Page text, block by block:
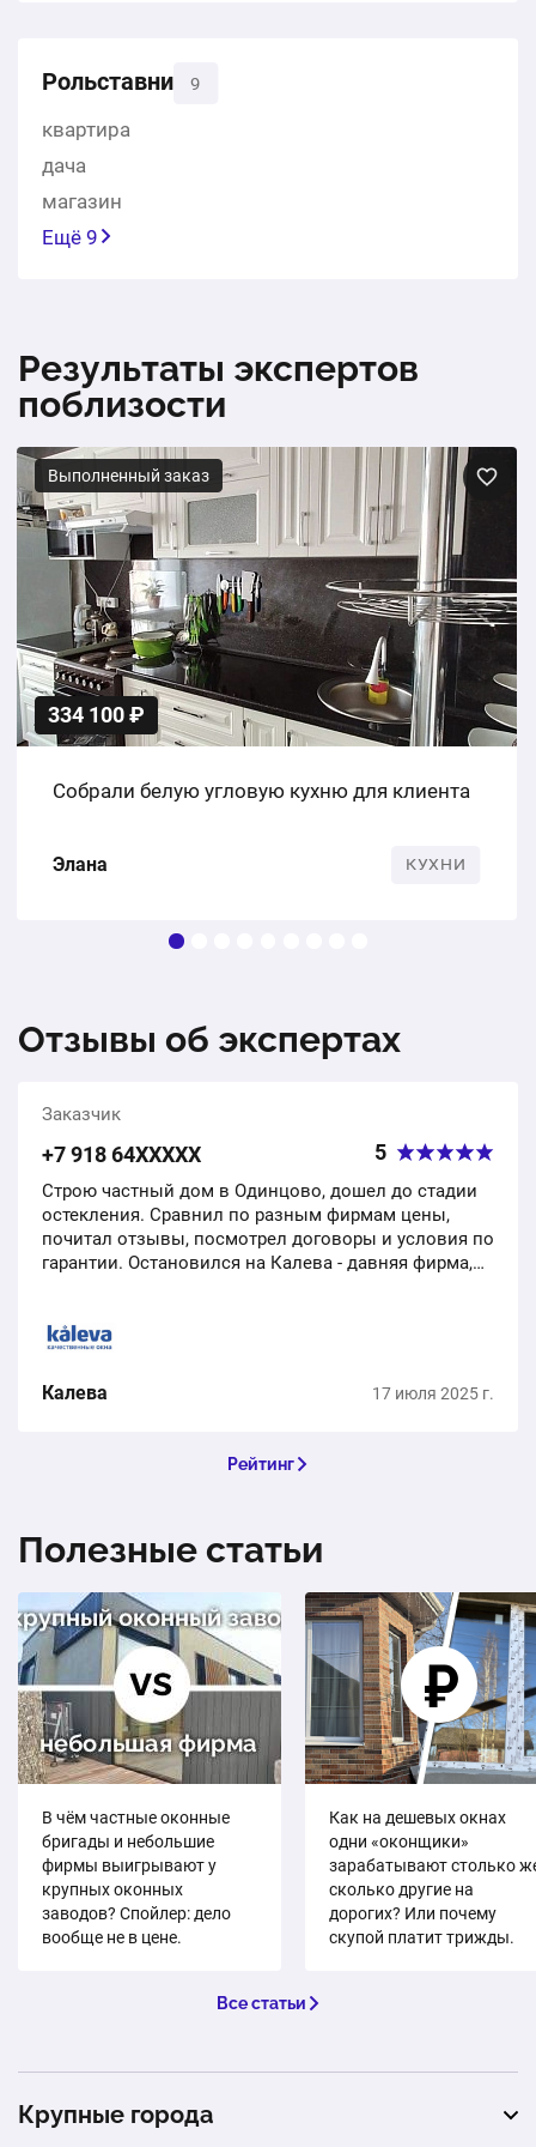
Рольставни 9
квартира
дача
магазин
Ещё 9
Результаты экспертов
поблизости
Выполненный заказ
334 100 ₽
Собрали белую угловую кухню для клиента
Элана КУХНИ
Отзывы об экспертах
Заказчик
+7 918 64ХХХХХ 5
Строю частный дом в Одинцово, дошел до стадии
остекления. Сравнил по разным фирмам цены,
почитал отзывы, посмотрел договоры и условия по
гарантии. Остановился на Калева - давняя фирма,
Калева 17 июля 2025 г.
Рейтинг
Полезные статьи
В чём частные оконные
бригады и небольшие
фирмы выигрывают у
крупных оконных
заводов? Спойлер: дело
вообще не в цене.
Как на дешевых окнах
одни «оконщики»
зарабатывают столько
сколько другие на
дорогих? Или почему
скупой платит трижды.
Все статьи
Крупные города